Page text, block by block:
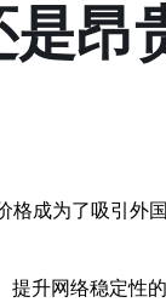
昂
成为了吸引外
升网络稳定性